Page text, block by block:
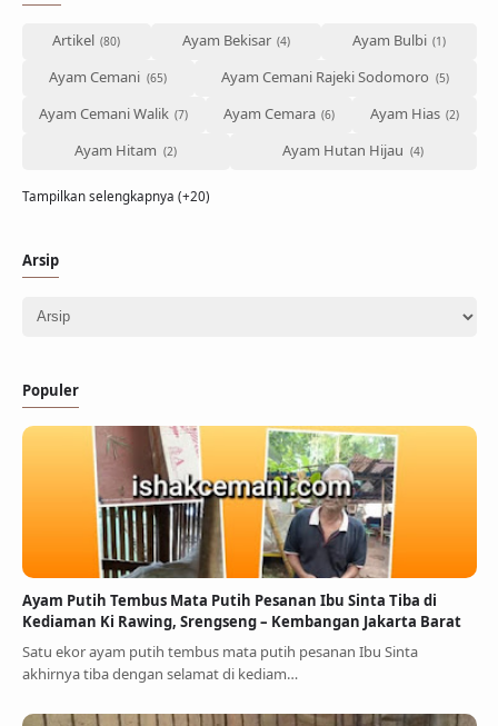
Artikel Ayam Bekisar
Ayam Bulbi
Ayam Cemani
Ayam Cemani Rajeki Sodomoro
Ayam Cemani Walik
Ayam Cemara
Ayam Hias
Ayam Hitam
Ayam Hutan Hijau
Tampilkan selengkapnya (+20)
Arsip
Populer
Ayam Putih Tembus Mata Putih Pesanan Ibu Sinta Tiba di
Kediaman Ki Rawing, Srengseng – Kembangan Jakarta Barat
Satu ekor ayam putih tembus mata putih pesanan Ibu Sinta
akhirnya tiba dengan selamat di kediam…